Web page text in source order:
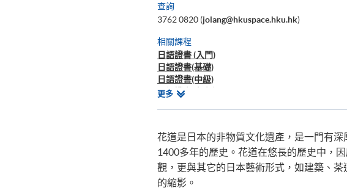
查詢
3762 0820 (jolang@hkuspace.hku.hk)
相關課程
日語證書 (入門)
日語證書(基礎)
日語證書(中級)
日語證書(高中級)
更多相
花道是日本的非物質文化遺產，是一門有
1400多年的歷史。花道在悠長的歷史中，
觀，更與其它的日本藝術形式，如建築、
的縮影。